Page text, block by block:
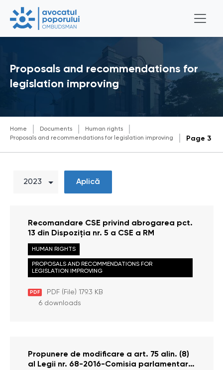
Proposals and recommendations for
legislation improving
Home Documents
Human rights
Proposals and recommendations for legislation improving
Page 3
Aplică
Recomandare CSE privind abrogarea pct.
13 din Dispoziția nr. 5 a CSE a RM
PDF PDF (File) 179.3 KB
HUMAN RIGHTS
PROPOSALS AND RECOMMENDATIONS FOR
LEGISLATION IMPROVING
6 downloads
Propunere de modificare a art. 75 alin. (8)
al Legii nr. 68-2016-Comisia parlamentară